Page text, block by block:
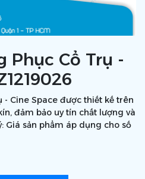
Phục Cổ Trụ -
Cine Space được thiết kế trên
đảm bảo uy tín chất lượng và
Giá sản phẩm áp dụng cho số